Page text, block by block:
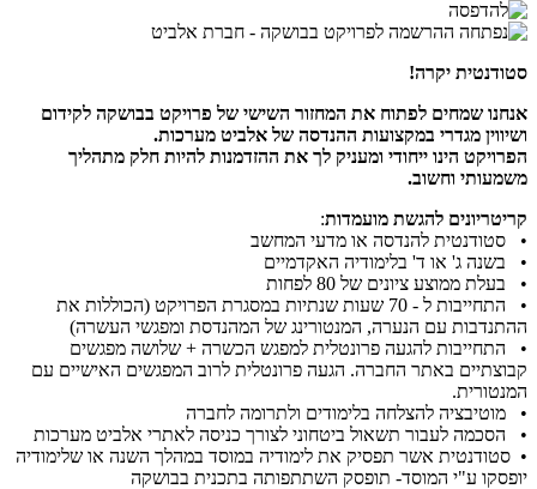
סטודנטית יקרה!
אנחנו שמחים לפתוח את המחזור השישי של פרויקט בבושקה לקידום
ושיווין מגדרי במקצועות ההנדסה של אלביט מערכות.
הפרויקט הינו ייחודי ומעניק לך את ההזדמנות להיות חלק מתהליך
משמעותי וחשוב.
קריטריונים להגשת מועמדות:
• סטודנטית להנדסה או מדעי המחשב
• בשנה ג' או ד' בלימודיה האקדמיים
• בעלת ממוצע ציונים של 80 לפחות
• התחייבות ל - 70 שעות שנתיות במסגרת הפרויקט (הכוללות את
ההתנדבות עם הנערה, המנטורינג של המהנדסת ומפגשי העשרה)
• התחייבות להגעה פרונטלית למפגש הכשרה + שלושה מפגשים
קבוצתיים באתר החברה. הגעה פרונטלית לרוב המפגשים האישיים עם
המנטורית.
• מוטיבציה להצלחה בלימודים ולתרומה לחברה
• הסכמה לעבור תשאול ביטחוני לצורך כניסה לאתרי אלביט מערכות
• סטודנטית אשר תפסיק את לימודיה במוסד במהלך השנה או שלימודיה
יופסקו ע"י המוסד- תופסק השתתפותה בתכנית בבושקה